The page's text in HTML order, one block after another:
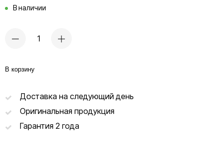
В наличии
В корзину
Доставка на следующий день
Оригинальная продукция
Гарантия 2 года